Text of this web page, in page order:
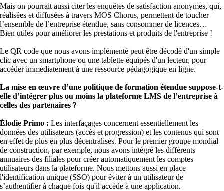
Mais on pourrait aussi citer les enquêtes de satisfaction anonymes, qui,
réalisées et diffusées à travers MOS Chorus, permettent de toucher
l’ensemble de l’entreprise étendue, sans consommer de licences
Bien utiles pour améliorer les prestations et produits de l'entreprise !
Le QR code que nous avons implémenté peut être décodé d'un simple
clic avec un smartphone ou une tablette équipés d'un lecteur, pour
accéder immédiatement à une ressource pédagogique en ligne.
La mise en œuvre d’une politique de formation étendue suppose-t-
elle d’intégrer plus ou moins la plateforme LMS de l’entreprise à
celles des partenaires ?
Élodie Primo : Les interfaçages concernent essentiellement les
données des utilisateurs (accès et progression) et les contenus qui sont
en effet de plus en plus décentralisés. Pour le premier groupe mondial
de construction, par exemple, nous avons intégré les différents
annuaires des filiales pour créer automatiquement les comptes
utilisateurs dans la plateforme. Nous mettons aussi en place
l'identification unique (SSO) pour éviter à un utilisateur de
s’authentifier à chaque fois qu'il accède à une application.